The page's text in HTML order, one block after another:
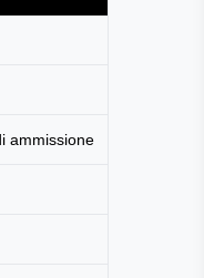
ammissione